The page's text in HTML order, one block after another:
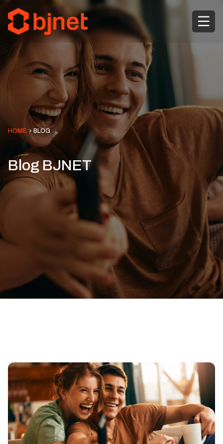
HOME BLOG
Blog BJNET